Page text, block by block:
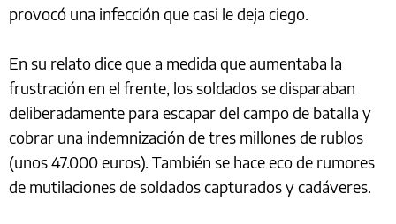
provocó una infección que casi le deja ciego.
En su relato dice que a medida que aumentaba la
frustración en el frente, los soldados se disparaban
deliberadamente para escapar del campo de batalla y
cobrar una indemnización de tres millones de rublos
(unos 47.000 euros). También se hace eco de rumores
de mutilaciones de soldados capturados y cadáveres.